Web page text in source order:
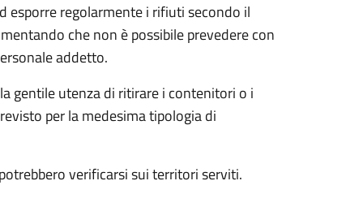
esporre regolarmente i rifiuti secondo il
che non è possibile prevedere con
addetto.
gentile utenza di ritirare i contenitori o i
per la medesima tipologia di
verificarsi sui territori serviti.